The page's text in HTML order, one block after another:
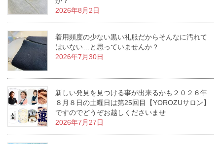
2026年8月2日
着用頻度の少ない黒い礼服だからそんなに汚れて
はいない…と思っていませんか？
2026年7月30日
新しい発見を見つける事が出来るかも２０２６年
８月８日の土曜日は第25回目【YOROZUサロン】
ですのでどうぞお越しくださいませ
2026年7月27日